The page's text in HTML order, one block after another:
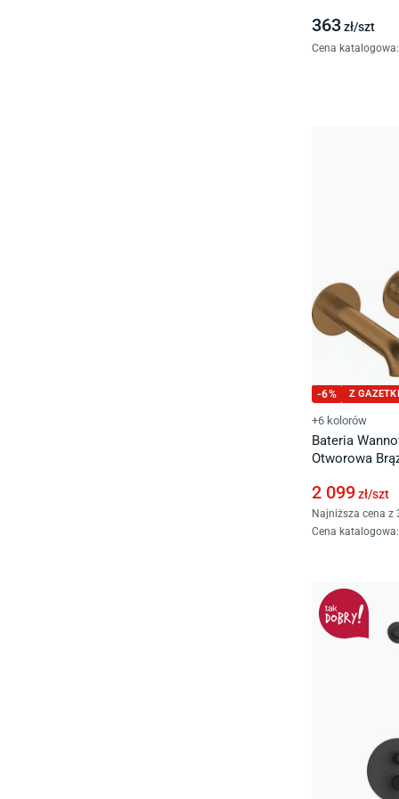
363zł/szt
Cena katalogowa:
-6% Z GAZETKI
+6 kolorów
Bateria
Otworowa
2 099zł/szt
Najniższa cena z
Cena katalogowa: